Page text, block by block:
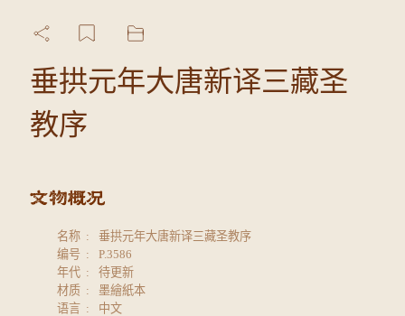
垂拱元年大唐新译三藏圣
教序
名称
垂拱元年大唐新译三藏圣教序
编号
P.3586
年代
待更新
材质
墨繪紙本
语言
中文